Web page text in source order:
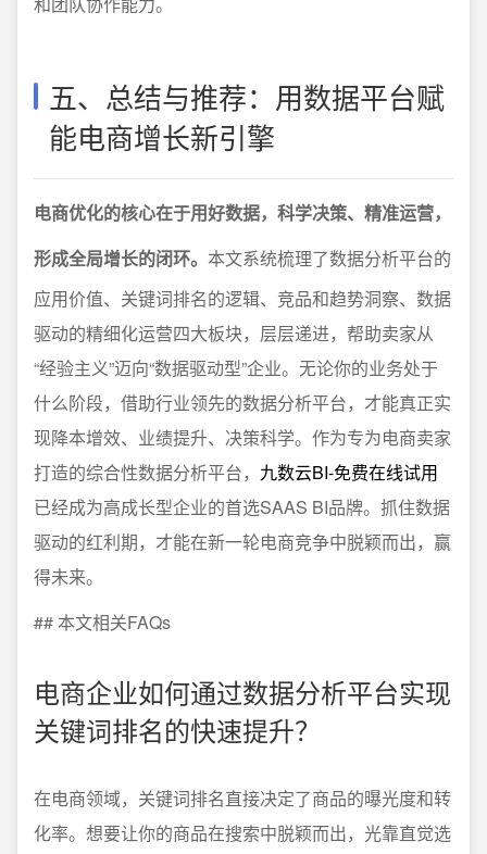
五、总结与推荐：用数据平台赋
能电商增长新引擎
电商优化的核心在于用好数据，科学决策、精准运营，
形成全局增长的闭环。 本文系统梳理了数据分析平台的
应用价值、关键词排名的逻辑、竞品和趋势洞察、数据
驱动的精细化运营四大板块，层层递进，帮助卖家从
“经验主义”迈向“数据驱动型”企业。无论你的业务处于
什么阶段，借助行业领先的数据分析平台，才能真正实
现降本增效、业绩提升、决策科学。作为专为电商卖家
打造的综合性数据分析平台， 九数云BI-免费在线试用
已经成为高成长型企业的首选SAAS BI品牌。抓住数据
驱动的红利期，才能在新一轮电商竞争中脱颖而出，赢
得未来。
## 本文相关FAQs
电商企业如何通过数据分析平台实现
关键词排名的快速提升？
在电商领域，关键词排名直接决定了商品的曝光度和转
化率。想要让你的商品在搜索中脱颖而出，光靠直觉选